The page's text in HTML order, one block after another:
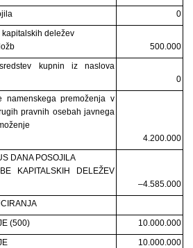
0
deležev
500.000
kupnin iz naslova
0
namenskega premoženja v
pravnih osebah javnega
4.200.000
DANA POSOJILA
KAPITALSKIH DELEŽEV
–4.585.000
(500)
10.000.000
10.000.000